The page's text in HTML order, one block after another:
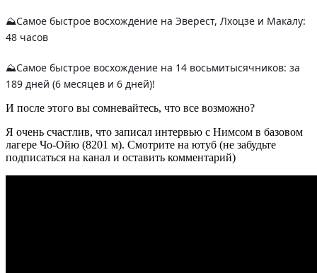
⛰Самое быстрое восхождение на Эверест, Лхоцзе и Макалу:
48 часов
⛰Самое быстрое восхождение на 14 восьмитысячников: за
189 дней (6 месяцев и 6 дней)!
И после этого вы сомневайтесь, что все возможно?
Я очень счастлив, что записал интервью с Нимсом в базовом
лагере Чо-Ойю (8201 м). Смотрите на ютуб (не забудьте
подписаться на канал и оставить комментарий)